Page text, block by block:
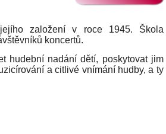
založení v roce 1945. Škola
koncertů.
hudební nadání dětí, poskytovat jim
a citlivé vnímání hudby, a ty